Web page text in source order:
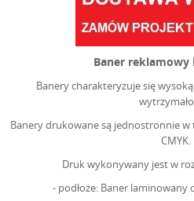
Baner reklamowy
Banery charakteryzuje się
Banery drukowane są jednostronnie
CMYK.
Druk wykonywany jest w
- podłoże: Baner laminowany